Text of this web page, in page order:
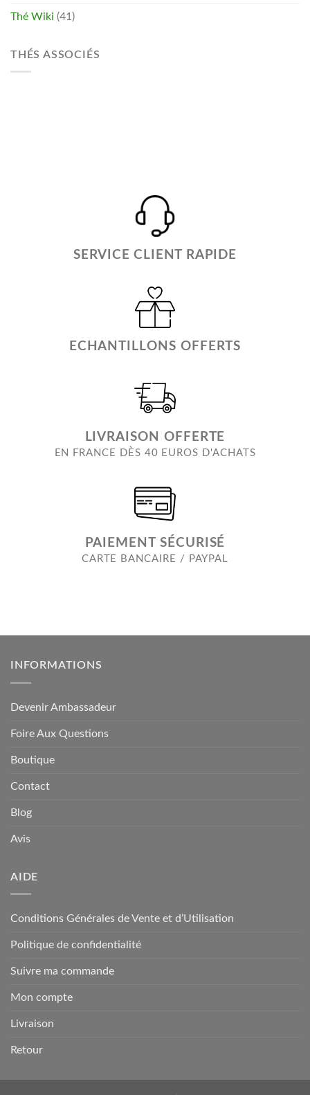
Thé Wiki (41)
THÉS ASSOCIÉS
SERVICE CLIENT RAPIDE
ECHANTILLONS OFFERTS
LIVRAISON OFFERTE
EN FRANCE DÈS 40 EUROS D'ACHATS
PAIEMENT SÉCURISÉ
CARTE BANCAIRE / PAYPAL
INFORMATIONS
Devenir Ambassadeur
Foire Aux Questions
Boutique
Contact
Blog
Avis
AIDE
Conditions Générales de Vente et d’Utilisation
Politique de confidentialité
Suivre ma commande
Mon compte
Livraison
Retour